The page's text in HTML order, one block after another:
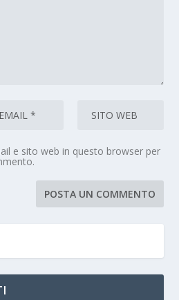
e sito web in questo browser per